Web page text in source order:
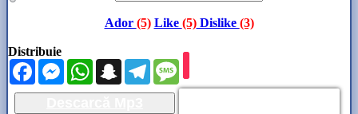
Ador (5) Like (5)Dislike (3)
Distribuie
FacebookMessengerWhatsAppSnapchatTelegram